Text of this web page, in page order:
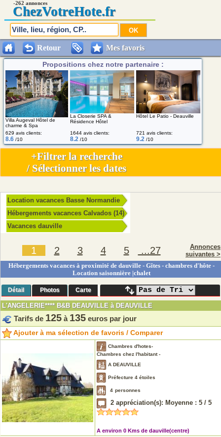
Propositions chez notre partenaire :
Villa Augeval Hôtel de
charme & Spa
La Closerie SPA &
Résidence Hôtel
Hôtel Le Patio - Deauville
629 avis clients:
8.6 /10
1644 avis clients:
8.2 /10
721 avis clients:
9.2 /10
Retour Mes favoris
-262 annonces
ChezVotreHote.fr
Location vacances Basse Normandie
Hébergements vacances Calvados (14)
Vacances dauville
1 2 3 4 5 ...27
Annonces
suivantes >
Hébergements vacances à proximité de dauville - Gîtes - chambres d'hôte -
Location saisonnière |chalet
Détail Photos Carte
L'ANGELERIE**** B&B DEAUVILLE à DEAUVILLE
Tarifs de 125 à 135 euros par jour
Ajouter à ma sélection de favoris / Comparer
Chambres d'hotes-
Chambres chez l'habitant -
A DEAUVILLE
Préfecture 4 étoiles
4 personnes
2 appréciation(s): Moyenne : 5 / 5
A environ 0 Kms de dauville(centre)
+Filtrer la recherche
/ Sélectionner les dates